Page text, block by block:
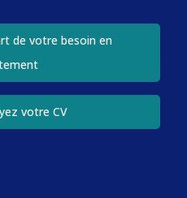
de votre besoin en
votre CV